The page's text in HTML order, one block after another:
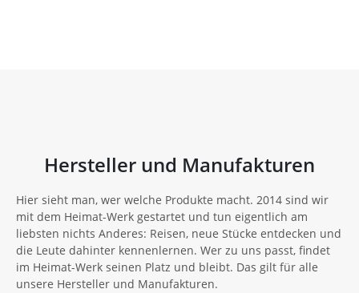
Hersteller und Manufakturen
Hier sieht man, wer welche Produkte macht. 2014 sind wir
mit dem Heimat-Werk gestartet und tun eigentlich am
liebsten nichts Anderes: Reisen, neue Stücke entdecken und
die Leute dahinter kennenlernen. Wer zu uns passt, findet
im Heimat-Werk seinen Platz und bleibt. Das gilt für alle
unsere Hersteller und Manufakturen.